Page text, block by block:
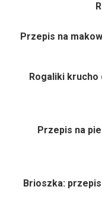
Przepis na
Rogaliki
Przepis na
Brioszka: